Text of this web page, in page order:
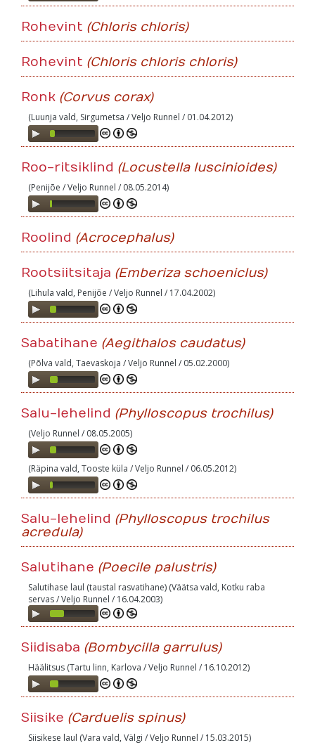
Player
Rohevint (Chloris chloris)
Rohevint (Chloris chloris chloris)
Ronk (Corvus corax)
(Luunja vald, Sirgumetsa / Veljo Runnel / 01.04.2012)
Audio
Player
Roo-ritsiklind (Locustella luscinioides)
(Penijõe / Veljo Runnel / 08.05.2014)
Audio
Player
Roolind (Acrocephalus)
Rootsiitsitaja (Emberiza schoeniclus)
(Lihula vald, Penijõe / Veljo Runnel / 17.04.2002)
Audio
Player
Sabatihane (Aegithalos caudatus)
(Põlva vald, Taevaskoja / Veljo Runnel / 05.02.2000)
Audio
Player
Salu-lehelind (Phylloscopus trochilus)
(Veljo Runnel / 08.05.2005)
Audio
Player
(Räpina vald, Tooste küla / Veljo Runnel / 06.05.2012)
Audio
Player
Salu-lehelind (Phylloscopus trochilus
acredula)
Salutihane (Poecile palustris)
Salutihase laul (taustal rasvatihane) (Väätsa vald, Kotku raba
servas / Veljo Runnel / 16.04.2003)
Audio
Player
Siidisaba (Bombycilla garrulus)
Häälitsus (Tartu linn, Karlova / Veljo Runnel / 16.10.2012)
Audio
Player
Siisike (Carduelis spinus)
Siisikese laul (Vara vald, Välgi / Veljo Runnel / 15.03.2015)